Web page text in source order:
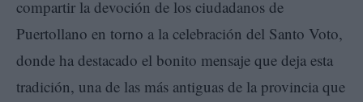
compartir la devoción de los ciudadanos de
Puertollano en torno a la celebración del Santo Voto,
donde ha destacado el bonito mensaje que deja esta
tradición, una de las más antiguas de la provincia que